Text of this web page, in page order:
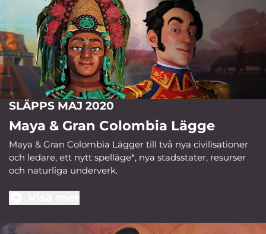
SLÄPPS MAJ 2020
Maya & Gran Colombia Lägge
Maya & Gran Colombia Lägger till två nya civilisationer
och ledare, ett nytt spelläge*, nya stadsstater, resurser
och naturliga underverk.